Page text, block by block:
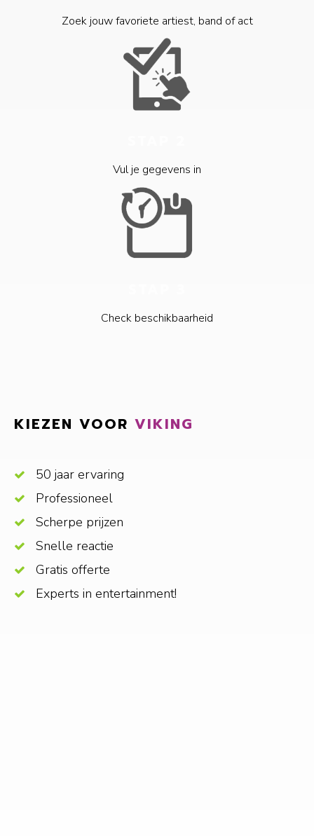
Zoek jouw favoriete artiest, band of act
Vul je gegevens in
Check beschikbaarheid
KIEZEN VOOR VIKING
50 jaar ervaring
Professioneel
Scherpe prijzen
Snelle reactie
Gratis offerte
Experts in entertainment!